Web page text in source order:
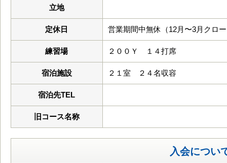
立地
定休日 営業期間中無休（12月〜3月クロ
練習場 ２００Ｙ １４打席
宿泊施設 ２１室 ２４名収容
宿泊先TEL
旧コース名称
入会につい